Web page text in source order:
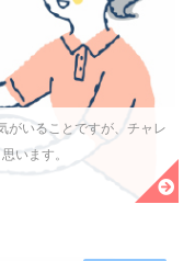
がいることですが、チャレ
います。